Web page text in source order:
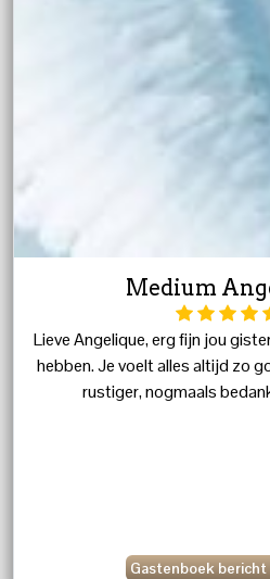
Medium
Lieve Angelique, erg fijn jou
hebben. Je voelt alles altijd zo
rustiger, nogmaals
Gastenboek bericht